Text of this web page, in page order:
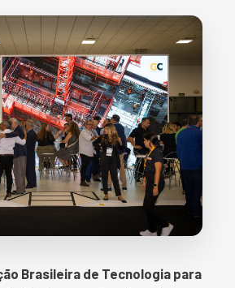
Brasileira de Tecnologia para